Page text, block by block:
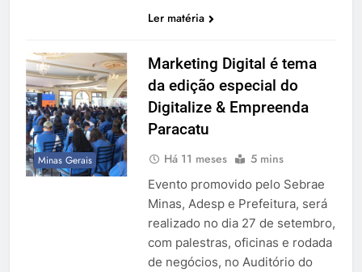
Ler matéria
Minas Gerais
Marketing Digital é tema
da edição especial do
Digitalize & Empreenda
Paracatu
Há 11 meses 5 mins
Evento promovido pelo Sebrae
Minas, Adesp e Prefeitura, será
realizado no dia 27 de setembro,
com palestras, oficinas e rodada
de negócios, no Auditório do